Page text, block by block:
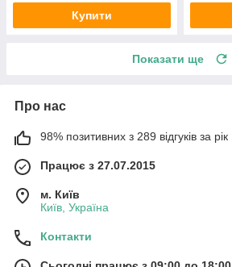
Купити
Показати ще
Про нас
98% позитивних з 289 відгуків за рік
Працює з 27.07.2015
м. Київ
Київ, Україна
Контакти